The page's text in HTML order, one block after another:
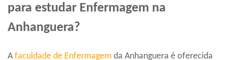
para estudar Enfermagem na
Anhanguera?
Afaculdade de Enfermagem da Anhanguera é oferecida